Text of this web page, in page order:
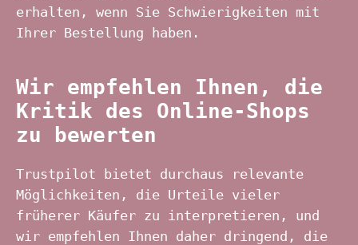
erhalten, wenn Sie Schwierigkeiten mit
Ihrer Bestellung haben.
Wir empfehlen Ihnen, die
Kritik des Online-Shops
zu bewerten
Trustpilot bietet durchaus relevante
Möglichkeiten, die Urteile vieler
früherer Käufer zu interpretieren, und
wir empfehlen Ihnen daher dringend, die